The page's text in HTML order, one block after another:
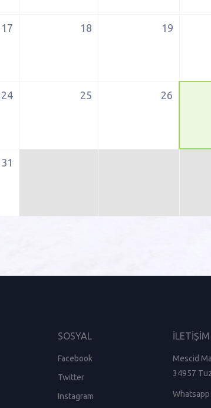
17 18 19
24 25 26
31
SOSYAL
Facebook
Twitter
Instagram
İLETİŞİM
Mescid
34957